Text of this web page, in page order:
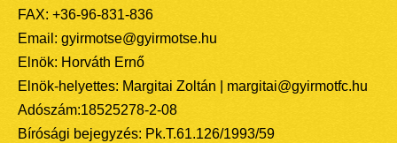
FAX: +36-96-831-836
Email: gyirmotse@gyirmotse.hu
Elnök: Horváth Ernő
Elnök-helyettes: Margitai Zoltán | margitai@gyirmotfc.hu
Adószám:18525278-2-08
Bírósági bejegyzés: Pk.T.61.126/1993/59